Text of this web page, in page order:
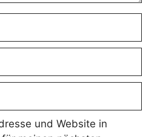
und Website in